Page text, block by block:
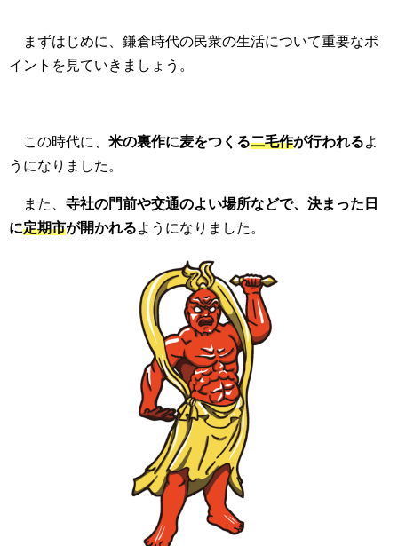
まずはじめに、鎌倉時代の民衆の生活について重要なポ
イントを見ていきましょう。
この時代に、 米の裏作に麦をつくる二毛作が行われるよ
うになりました。
また、 寺社の門前や交通のよい場所などで、決まった日
に定期市が開かれるようになりました。